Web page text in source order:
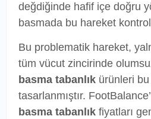
değdiğinde hafif içe doğru
basmada bu hareket
Bu problematik hareket,
tüm vücut zincirinde
basma tabanlık ürünleri
tasarlanmıştır.
basma tabanlık fiyatları